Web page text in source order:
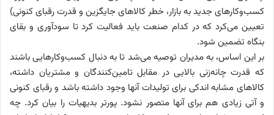
کسب‌وکارهای جدید به بازار، خطر کالاهای جایگزین و قدرت رقبای کنونی)
تعیین می‌کرد که در کدام صنعت باید فعالیت کرد تا سودآوری و بقای
بنگاه تضمین شود.
بر این اساس، به مدیران توصیه می‌شد تا به دنبال کسب‌وکارهایی باشند
که قدرت چانه‌زنی بالایی در مقابل تامین‌کنندگان و مشتریان داشته،
کالاهای مشابه اندکی برای تولیدات آنها وجود داشته باشد و رقبای کنونی
و آتی زیادی هم برای آنها متصور نشود. پورتر بدیهیات را بیان کرد. چه